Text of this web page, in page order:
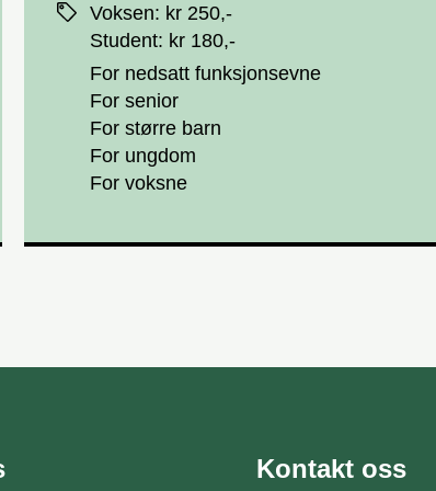
Voksen: kr 250,-
Student: kr 180,-
For nedsatt funksjonsevne
For senior
For større barn
For ungdom
For voksne
Kontakt oss